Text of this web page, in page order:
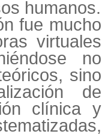
humanos.
fue mucho
virtuales
no
sino
de
clínica y